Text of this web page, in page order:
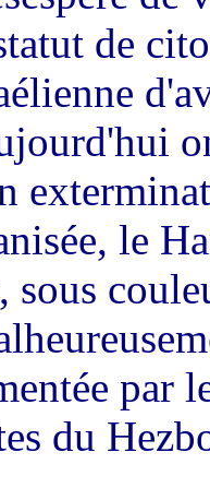
de
le
par
du